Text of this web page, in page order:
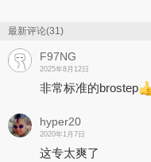
最新评论(31)
F97NG
2025年8月12日
非常标准的brostep
hyper20
2020年1月7日
这专太爽了